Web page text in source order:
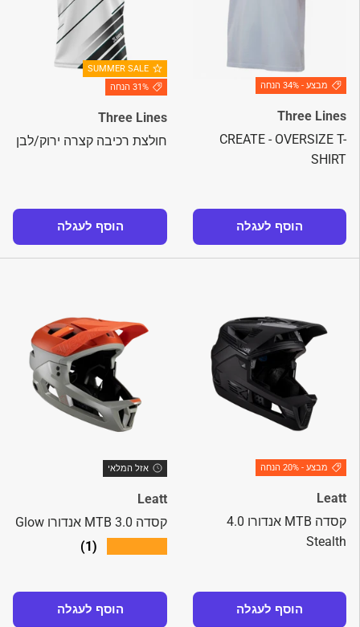
מבצע - 34% הנחה
Three Lines
CREATE - OVERSIZE T-
SHIRT
הוסף לעגלה
SUMMER SALE
31% הנחה
Three Lines
חולצת רכיבה קצרה ירוק/לבן
הוסף לעגלה
מבצע - 20% הנחה
Leatt
קסדה MTB אנדורו 4.0
Stealth
הוסף לעגלה
אזל המלאי
Leatt
קסדה MTB 3.0 אנדורו Glow
(1)
הוסף לעגלה